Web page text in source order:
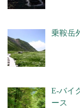
乗鞍岳
E-バイ
ース